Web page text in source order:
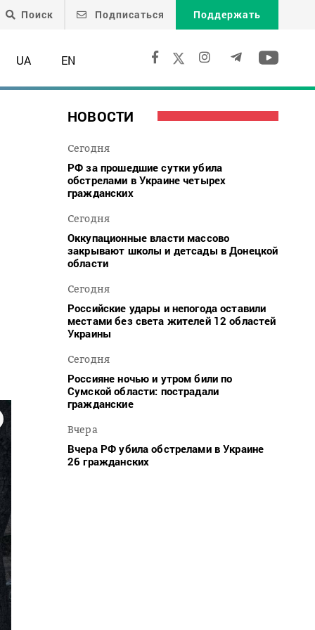
Поиск Подписаться Поддержать
UA EN
НОВОСТИ
Сегодня
РФ за прошедшие сутки убила
обстрелами в Украине четырех
гражданских
Сегодня
Оккупационные власти массово
закрывают школы и детсады в Донецкой
области
Сегодня
Российские удары и непогода оставили
местами без света жителей 12 областей
Украины
Сегодня
Россияне ночью и утром били по
Сумской области: пострадали
гражданские
Вчера
Вчера РФ убила обстрелами в Украине
26 гражданских